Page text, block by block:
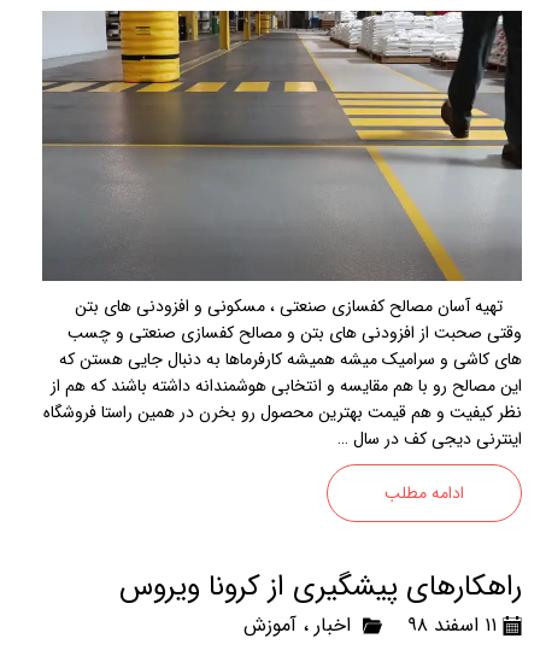
تهیه آسان مصالح کفسازی صنعتی ، مسکونی و افزودنی های بتن
وقتی صحبت از افزودنی های بتن و مصالح کفسازی صنعتی و چسب
های کاشی و سرامیک میشه همیشه کارفرماها به دنبال جایی هستن که
این مصالح رو با هم مقایسه و انتخابی هوشمندانه داشته باشند که هم از
نظر کیفیت و هم قیمت بهترین محصول رو بخرن در همین راستا فروشگاه
اینترنی دیجی کف در سال …
ادامه مطلب
راهکارهای پیشگیری از کرونا ویروس
۱۱ اسفند ۹۸ اخبار ، آموزش